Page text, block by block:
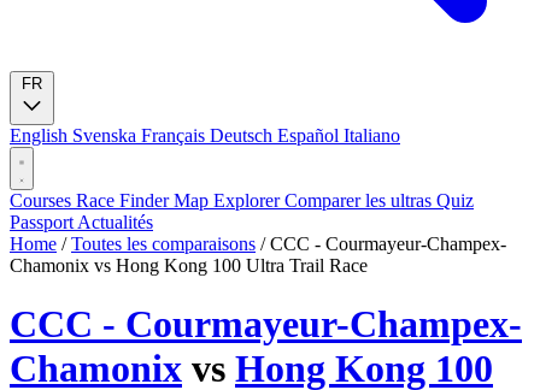
English Svenska Français Deutsch Español Italiano
Courses Race FinderMap ExplorerComparer les ultras Quiz
Passport Actualités
Home / Toutes les comparaisons / CCC - Courmayeur-Champex-
Chamonix vs Hong Kong 100 Ultra Trail Race
CCC - Courmayeur-Champex-
Chamonix vs Hong Kong 100